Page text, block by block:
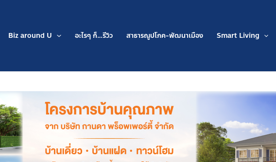
Biz around U อะไรๆ ก็…รีวิว สาธารณูปโภค-พัฒนาเมือง Smart Living